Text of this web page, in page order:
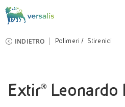
INDIETRO Polimeri Stirenici
Extir®